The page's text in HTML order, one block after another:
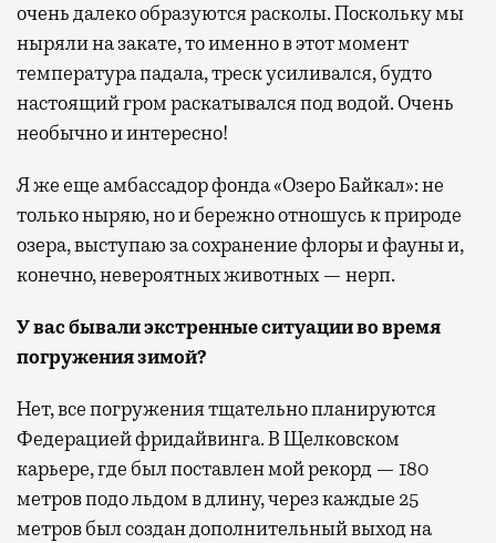
очень далеко образуются расколы. Поскольку мы
ныряли на закате, то именно в этот момент
температура падала, треск усиливался, будто
настоящий гром раскатывался под водой. Очень
необычно и интересно!
Я же еще амбассадор фонда «Озеро Байкал»: не
только ныряю, но и бережно отношусь к природе
озера, выступаю за сохранение флоры и фауны и,
конечно, невероятных животных — нерп.
У вас бывали экстренные ситуации во время
погружения зимой?
Нет, все погружения тщательно планируются
Федерацией фридайвинга. В Щелковском
карьере, где был поставлен мой рекорд — 180
метров подо льдом в длину, через каждые 25
метров был создан дополнительный выход на